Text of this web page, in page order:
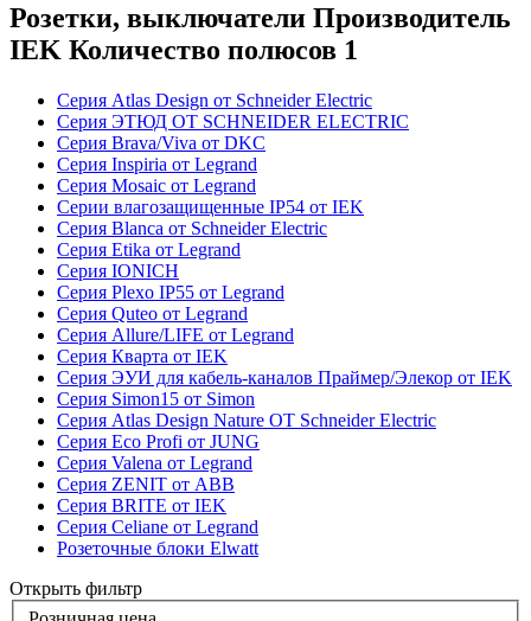
Розетки, выключатели Производитель
IEK Количество полюсов 1
Серия Atlas Design от Schneider Electric
Серия ЭТЮД ОТ SCHNEIDER ELECTRIC
Серия Brava/Viva от DKC
Серия Inspiria от Legrand
Серия Mosaic от Legrand
Серии влагозащищенные IP54 от IEK
Серия Blanca от Schneider Electric
Серия Etika от Legrand
Серия IONICH
Серия Plexo IP55 от Legrand
Серия Quteo от Legrand
Серия Allure/LIFE от Legrand
Серия Кварта от IEK
Серия ЭУИ для кабель-каналов Праймер/Элекор от IEK
Серия Simon15 от Simon
Серия Atlas Design Nature ОТ Schneider Electric
Серия Eco Profi от JUNG
Серия Valena от Legrand
Серия ZENIT от ABB
Серия BRITE от IEK
Серия Celiane от Legrand
Розеточные блоки Elwatt
Открыть фильтр